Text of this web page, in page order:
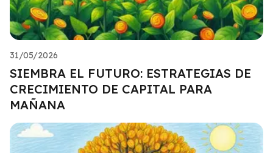
31/05/2026
SIEMBRA EL FUTURO: ESTRATEGIAS DE
CRECIMIENTO DE CAPITAL PARA
MAÑANA